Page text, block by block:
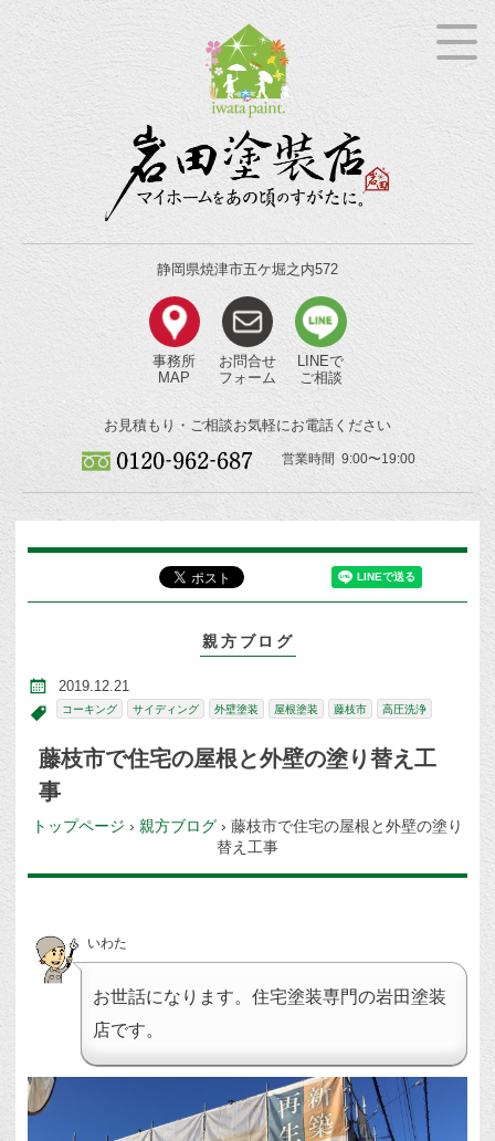
静岡県焼津市五ケ堀之内572
事務所
MAP
お問合せ
フォーム
LINEで
ご相談
お見積もり・ご相談お気軽にお電話ください
営業時間 9:00〜19:00
親方ブログ
2019.12.21
コーキング サイディング 外壁塗装 屋根塗装 藤枝市 高圧洗浄
藤枝市で住宅の屋根と外壁の塗り替え工
事
トップページ › 親方ブログ › 藤枝市で住宅の屋根と外壁の塗り
替え工事
いわた
お世話になります。住宅塗装専門の岩田塗装
店です。